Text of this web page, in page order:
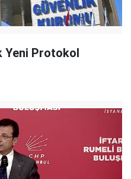
Yeni Protokol